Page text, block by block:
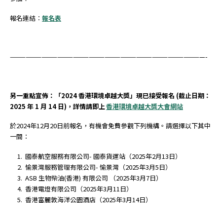
報名連結︰ 報名表
—————————————————————————————————————-
另一重點宣佈：「2024 香港環境卓越大獎」現已接受報名 (截止日期 ：
2025 年 1 月 14 日)，詳情請即上香港環境卓越大獎大會網站
於2024年12月20日前報名，有機會免費參觀下列機構。請選擇以下其中
一間：
國泰航空服務有限公司- 國泰貨運站（2025年2月13日）
愉景灣服務管理有限公司- 愉景灣（2025年3月5日）
ASB 生物柴油(香港) 有限公司 （2025年3月7日）
香港電燈有限公司（2025年3月11日）
香港富麗敦海洋公園酒店（2025年3月14日）